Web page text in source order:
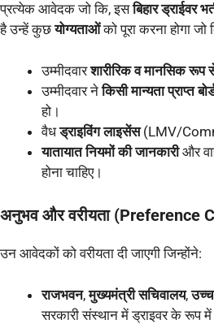
प्रत्येक आवेदक जो कि, इसबिहार ड्राईवर
है उन्हें कुछयोग्यताओंको पूरा करना होगा
उम्मीदवारशारीरिक व मानसिक रूप
उम्मीदवार नेकिसी मान्यता प्राप्त
हो।
वैधड्राइविंग लाइसेंस(LMV/
यातायात नियमों की जानकारीऔर
होना चाहिए।
अनुभव और वरीयता (Preference
उन आवेदकों को वरीयता दी जाएगी जिन्होंने:
राजभवन,मुख्यमंत्री सचिवालय,उच्च
सरकारी संस्थान में ड्राइवर के रूप में